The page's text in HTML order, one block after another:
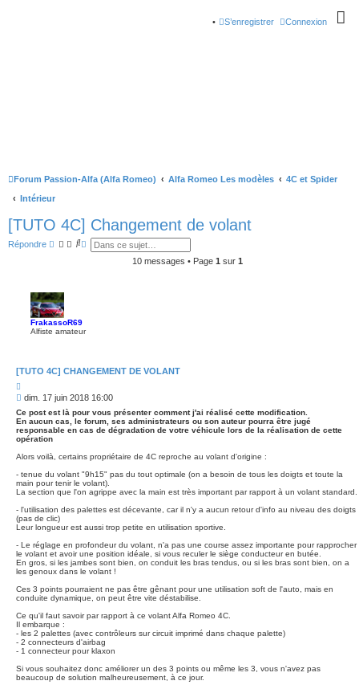
Connexion
S’enregistrer
Forum Passion-Alfa (Alfa Romeo) Alfa Romeo Les modèles
4C et Spider
Intérieur
[TUTO 4C] Changement de volant
Répondre
R
e
r
R
a
c
é
10 messages • Page 1 sur 1
FrakassoR69
Alfiste amateur
[TUTO 4C] CHANGEMENT DE VOLANT
i
t
e
r
M
s
s
a
g
dim. 17 juin 2018 16:00
Ce post est là pour vous présenter comment j'ai réalisé cette modification.
En aucun cas, le forum, ses administrateurs ou son auteur pourra être jugé
responsable en cas de dégradation de votre véhicule lors de la réalisation de cette
opération
Alors voilà, certains propriétaire de 4C reproche au volant d'origine :
- tenue du volant "9h15" pas du tout optimale (on a besoin de tous les doigts et toute la
main pour tenir le volant).
La section que l'on agrippe avec la main est très important par rapport à un volant standard.
- l'utilisation des palettes est décevante, car il n'y a aucun retour d'info au niveau des doigts
(pas de clic)
Leur longueur est aussi trop petite en utilisation sportive.
- Le réglage en profondeur du volant, n'a pas une course assez importante pour rapprocher
le volant et avoir une position idéale, si vous reculer le siège conducteur en butée.
En gros, si les jambes sont bien, on conduit les bras tendus, ou si les bras sont bien, on a
les genoux dans le volant !
Ces 3 points pourraient ne pas être gênant pour une utilisation soft de l'auto, mais en
conduite dynamique, on peut être vite déstabilise.
Ce qu'il faut savoir par rapport à ce volant Alfa Romeo 4C.
Il embarque :
- les 2 palettes (avec contrôleurs sur circuit imprimé dans chaque palette)
- 2 connecteurs d'airbag
- 1 connecteur pour klaxon
Si vous souhaitez donc améliorer un des 3 points ou même les 3, vous n'avez pas
beaucoup de solution malheureusement, à ce jour.